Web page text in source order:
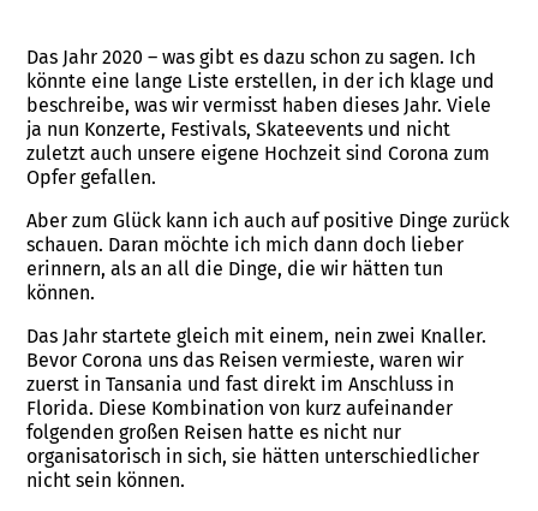
Das Jahr 2020 – was gibt es dazu schon zu sagen. Ich
könnte eine lange Liste erstellen, in der ich klage und
beschreibe, was wir vermisst haben dieses Jahr. Viele
ja nun Konzerte, Festivals, Skateevents und nicht
zuletzt auch unsere eigene Hochzeit sind Corona zum
Opfer gefallen.
Aber zum Glück kann ich auch auf positive Dinge zurück
schauen. Daran möchte ich mich dann doch lieber
erinnern, als an all die Dinge, die wir hätten tun
können.
Das Jahr startete gleich mit einem, nein zwei Knaller.
Bevor Corona uns das Reisen vermieste, waren wir
zuerst in Tansania und fast direkt im Anschluss in
Florida. Diese Kombination von kurz aufeinander
folgenden großen Reisen hatte es nicht nur
organisatorisch in sich, sie hätten unterschiedlicher
nicht sein können.